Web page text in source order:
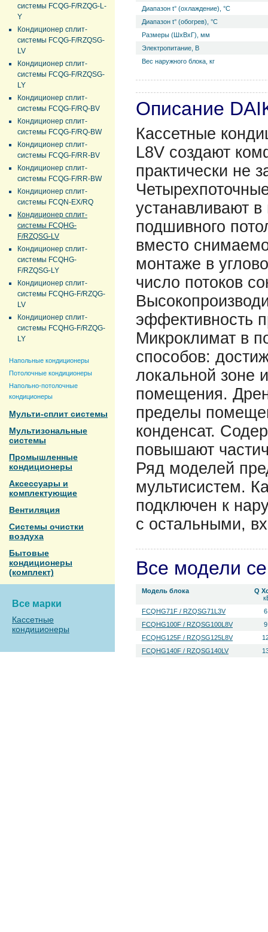
системы FCQG-F/RZQG-L-
Y
Кондиционер сплит-
системы FCQG-F/RZQSG-
LV
Кондиционер сплит-
системы FCQG-F/RZQSG-
LY
Кондиционер сплит-
системы FCQG-F/RQ-BV
Кондиционер сплит-
системы FCQG-F/RQ-BW
Кондиционер сплит-
системы FCQG-F/RR-BV
Кондиционер сплит-
системы FCQG-F/RR-BW
Кондиционер сплит-
системы FCQN-EX/RQ
Кондиционер сплит-
системы FCQHG-
F/RZQSG-LV
Кондиционер сплит-
системы FCQHG-
F/RZQSG-LY
Кондиционер сплит-
системы FCQHG-F/RZQG-
LV
Кондиционер сплит-
системы FCQHG-F/RZQG-
LY
Напольные кондиционеры
Потолочные кондиционеры
Напольно-потолочные
кондиционеры
Мульти-сплит системы
Мультизональные
системы
Промышленные
кондиционеры
Аксессуары и
комплектующие
Вентиляция
Системы очистки
воздуха
Бытовые
кондиционеры
(комплект)
Все марки
Кассетные
кондиционеры
Диапазон t° (охлаждение), °С
Диапазон t° (обогрев), °С
Размеры (ШхВхГ), мм
Электропитание, В
Вес наружного блока, кг
Описание
Кассетные
L8V создают
практически не
устанавливают в
подшивного
вместо
монтаже в
число потоков
эффективность
Микроклимат в
способов:
локальной зоне
помещения.
пределы
конденсат.
повышают
Ряд моделей
мультисистем.
подключен к
с остальными,
Все модели
Модель блока
Q
FCQHG71F / RZQSG71L3V
FCQHG100F / RZQSG100L8V
FCQHG125F / RZQSG125L8V
FCQHG140F / RZQSG140LV